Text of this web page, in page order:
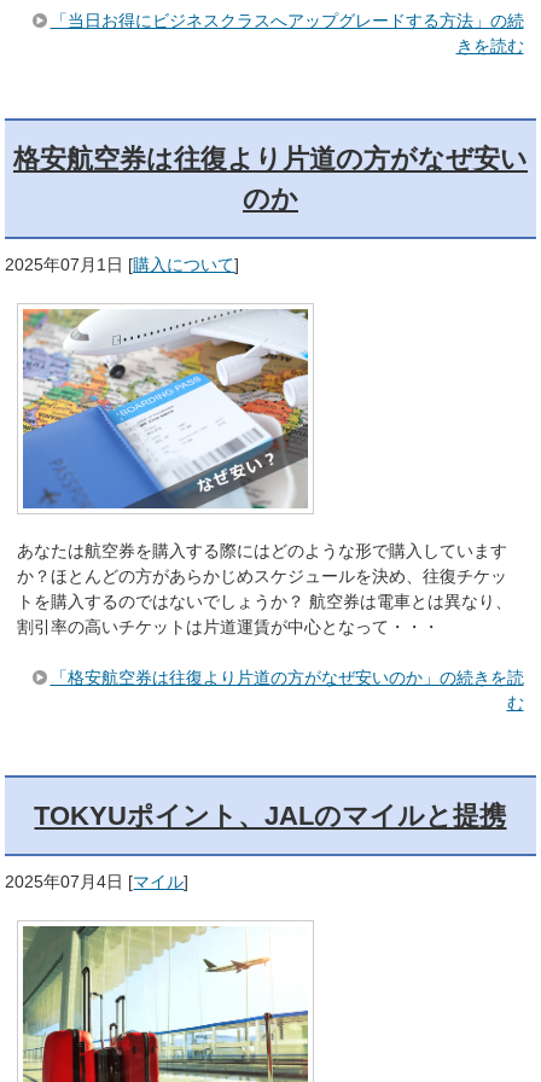
「当日お得にビジネスクラスへアップグレードする方法」の続
きを読む
格安航空券は往復より片道の方がなぜ安い
のか
2025年07月1日 [購入について]
あなたは航空券を購入する際にはどのような形で購入しています
か？ほとんどの方があらかじめスケジュールを決め、往復チケッ
トを購入するのではないでしょうか？ 航空券は電車とは異なり、
割引率の高いチケットは片道運賃が中心となって・・・
「格安航空券は往復より片道の方がなぜ安いのか」の続きを読
む
TOKYUポイント、JALのマイルと提携
2025年07月4日 [マイル]